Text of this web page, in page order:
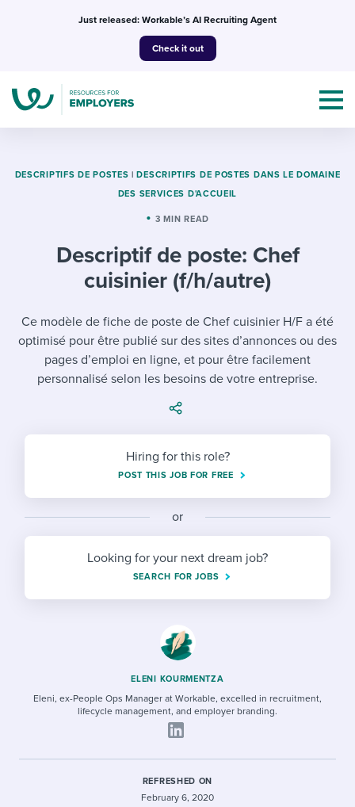
Just released: Workable’s AI Recruiting Agent
Check it out
Topics
Mobilizing AI in my work
Evaluating candidates
Working together with others
Maintaining hiring pipelines
Developing & retaining people
Ensuring compliance
Finding and attracting people
Establishing an employer brand
Candidate/employee experiences
Templates & Guides
I WANT...
Job description templates
Policy templates
Onboarding checklists
Step-by-step tutorials
Free ebooks & reports
HR terms
I’m a jobseeker
I WANT TO LEARN ABOUT...
Pay & benefits
Career development
Modern working life
Overall career resources
Attend webinars & events
Workable customer stories
Explore Workable
Request a demo
Start a free trial
DESCRIPTIFS DE POSTES | DESCRIPTIFS DE POSTES DANS LE DOMAINE
DES SERVICES D'ACCUEIL
3 MIN READ
Descriptif de poste: Chef
cuisinier (f/h/autre)
Ce modèle de fiche de poste de Chef cuisinier H/F a été
optimisé pour être publié sur des sites d’annonces ou des
pages d’emploi en ligne, et pour être facilement
personnalisé selon les besoins de votre entreprise.
Hiring for this role?
POST THIS JOB FOR FREE
or
Looking for your next dream job?
SEARCH FOR JOBS
ELENI KOURMENTZA
Eleni, ex-People Ops Manager at Workable, excelled in recruitment,
lifecycle management, and employer branding.
REFRESHED ON
February 6, 2020